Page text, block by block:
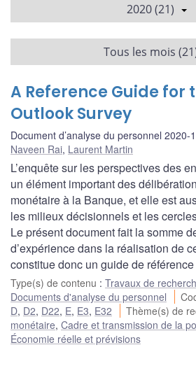
2020 (21)
Tous les mois
A Reference Guide for
Outlook Survey
Document d’analyse du personnel 2020-
Naveen Rai, Laurent Martin
L’enquête sur les perspectives des
un élément important des
monétaire à la Banque, et elle est
les milieux décisionnels et les
Le présent document fait la somme
d’expérience dans la réalisation de
constitue donc un guide de
Type(s) de contenu : Travaux de
Documents d'analyse du personnel
D, D2, D22, E, E3, E32 Thème(s) de
monétaire, Cadre et transmission de la
Économie réelle et prévisions